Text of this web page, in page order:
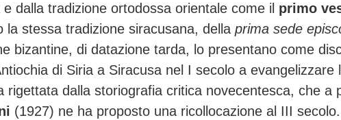
dalla tradizione ortodossa orientale come il primo
la stessa tradizione siracusana, della prima sede
bizantine, di datazione tarda, lo presentano come
di Siria a Siracusa nel I secolo a evangelizzare
rigettata dalla storiografia critica novecentesca, che a
(1927) ne ha proposto una ricollocazione al III